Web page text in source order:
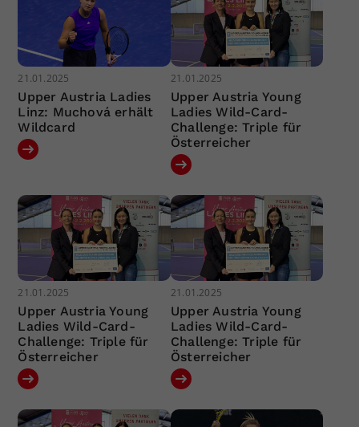
21.01.2025
Upper Austria Ladies
Linz: Muchová erhält
Wildcard
21.01.2025
Upper Austria Young
Ladies Wild-Card-
Challenge: Triple für
Österreicher
21.01.2025
Upper Austria Young
Ladies Wild-Card-
Challenge: Triple für
Österreicher
21.01.2025
Upper Austria Young
Ladies Wild-Card-
Challenge: Triple für
Österreicher